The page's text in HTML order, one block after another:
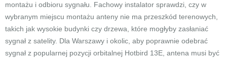
montażu i odbioru sygnału. Fachowy instalator sprawdzi, czy w
wybranym miejscu montażu anteny nie ma przeszkód terenowych,
takich jak wysokie budynki czy drzewa, które mogłyby zasłaniać
sygnał z satelity. Dla Warszawy i okolic, aby poprawnie odebrać
sygnał z popularnej pozycji orbitalnej Hotbird 13E, antena musi być